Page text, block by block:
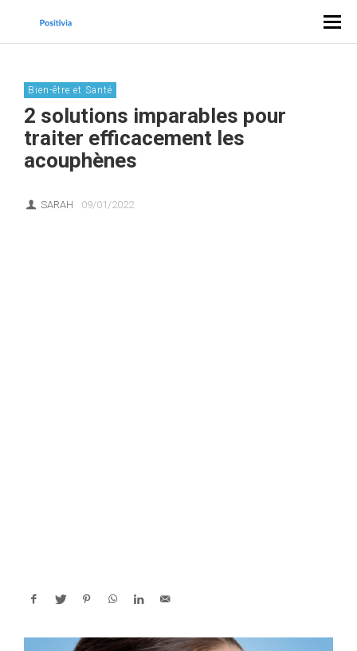
Bien-être et Santé
2 solutions imparables pour
traiter efficacement les
acouphènes
SARAH 09/01/2022